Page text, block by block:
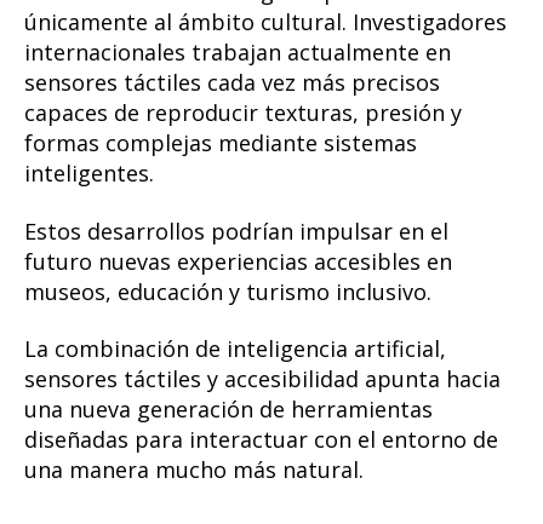
únicamente al ámbito cultural. Investigadores
internacionales trabajan actualmente en
sensores táctiles cada vez más precisos
capaces de reproducir texturas, presión y
formas complejas mediante sistemas
inteligentes.
Estos desarrollos podrían impulsar en el
futuro nuevas experiencias accesibles en
museos, educación y turismo inclusivo.
La combinación de inteligencia artificial,
sensores táctiles y accesibilidad apunta hacia
una nueva generación de herramientas
diseñadas para interactuar con el entorno de
una manera mucho más natural.